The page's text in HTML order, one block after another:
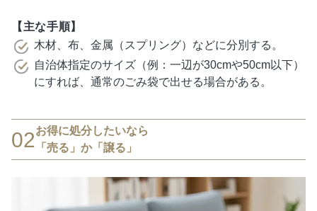
【主な手順】
木材、布、金属（スプリング）などに分別する。
自治体指定のサイズ（例：一辺が30cmや50cm以下）
にすれば、通常のごみ袋で出せる場合がある。
02お得に処分したいなら
「売る」か「譲る」